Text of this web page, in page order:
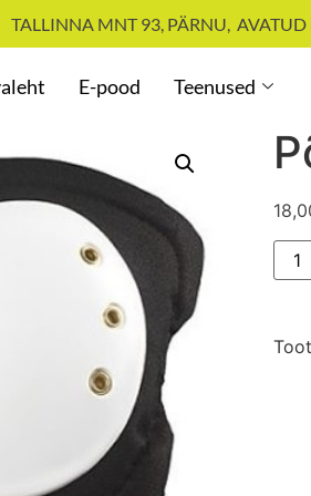
TALLINNA MNT 93, PÄRNU,
E-pood Teenused